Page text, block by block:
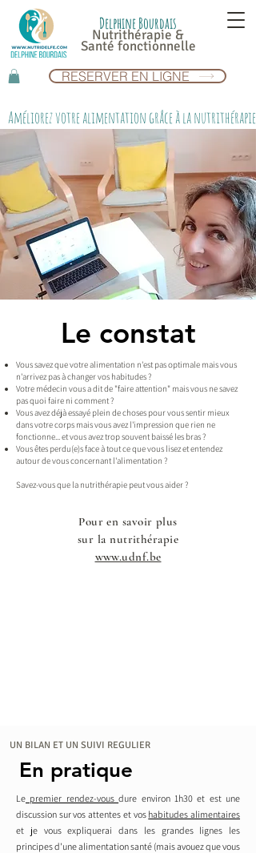
Delphine Bourdais
Nutrithérapie &
Santé fonctionnelle
RESERVER EN LIGNE
Améliorez votre alimentation grâce à la nutrithérapie
Le constat
Le constat
Vous savez que votre alimentation n'est pas optimale mais vous
n'arrivez pas à changer vos habitudes ?
Votre médecin vous a dit de "faire attention" mais vous ne savez
pas quoi faire ni comment ?
Vous avez déjà essayé plein de choses pour vous sentir mieux
dans votre corps mais vous avez l'impression que rien ne
fonctionne... et vous avez trop souvent baissé les bras ?
Vous êtes perdu(e)s face à tout ce que vous lisez et entendez
autour de vous concernant l'alimentation ?
Savez-vous que la nutrithérapie peut vous aider ?
Pour en savoir plus
sur la nutrithérapie
www.udnf.be
UN BILAN ET UN SUIVI REGULIER
En pratique
En pratique
Le premier rendez-vousdure environ 1h30 et est une
discussion sur vos attentes et vos habitudes alimentaires
et je vous expliquerai dans les grandes lignes les
principes d'une alimentation santé (mais avouez que vous